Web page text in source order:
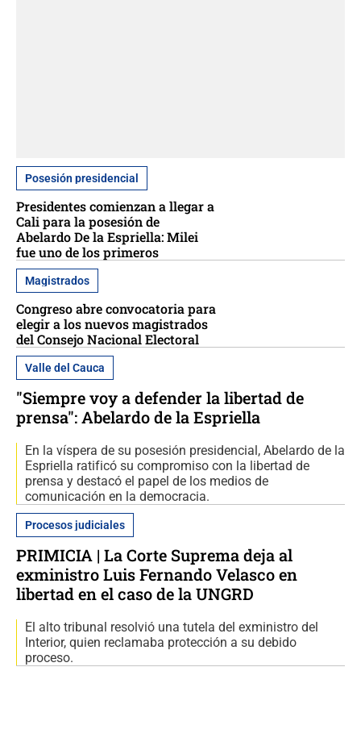
Posesión presidencial
Presidentes comienzan a llegar a
Cali para la posesión de
Abelardo De la Espriella: Milei
fue uno de los primeros
Magistrados
Congreso abre convocatoria para
elegir a los nuevos magistrados
del Consejo Nacional Electoral
Valle del Cauca
"Siempre voy a defender la libertad de
prensa": Abelardo de la Espriella
En la víspera de su posesión presidencial, Abelardo de la
Espriella ratificó su compromiso con la libertad de
prensa y destacó el papel de los medios de
comunicación en la democracia.
Procesos judiciales
PRIMICIA | La Corte Suprema deja al
exministro Luis Fernando Velasco en
libertad en el caso de la UNGRD
El alto tribunal resolvió una tutela del exministro del
Interior, quien reclamaba protección a su debido
proceso.